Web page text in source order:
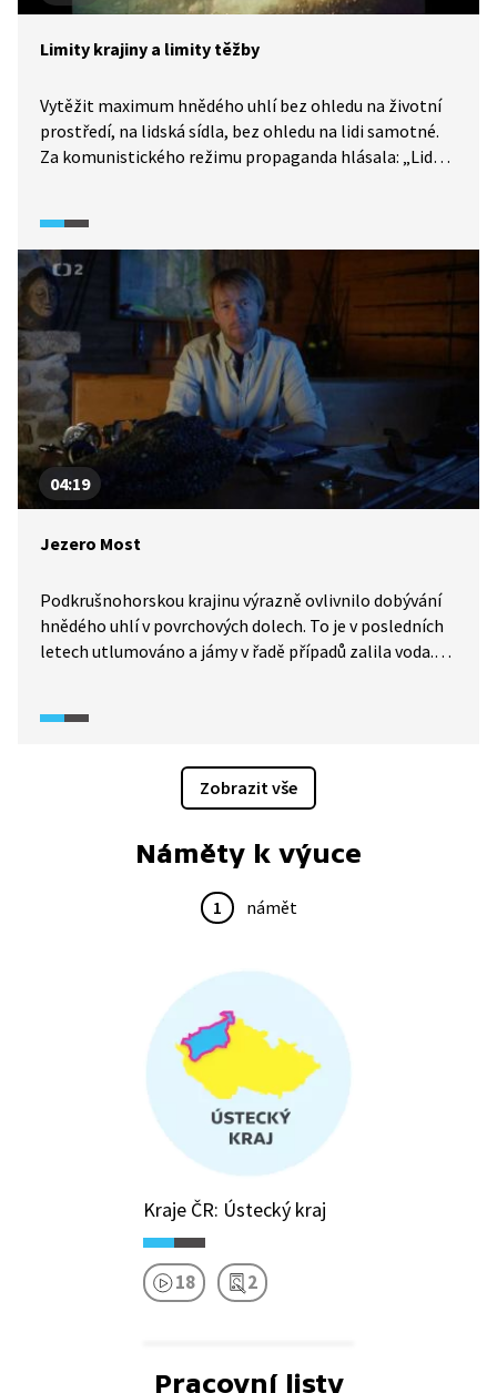
Limity krajiny a limity těžby
Vytěžit maximum hnědého uhlí bez ohledu na životní
prostředí, na lidská sídla, bez ohledu na lidi samotné.
Za komunistického režimu propaganda hlásala: „Lidé si
v severních Čechách desítky vesnic a měst, vystěhovány
byly desítky tisíc lidí. Jizvy na krajině, v lidských
vztazích i duších se nehojí dodnes.
04:19
Jezero Most
Podkrušnohorskou krajinu výrazně ovlivnilo dobývání
hnědého uhlí v povrchových dolech. To je v posledních
letech utlumováno a jámy v řadě případů zalila voda.
vzniklé jezero u města Most, které se napouštělo celé
Zobrazit vše
Náměty k výuce
1 námět
Kraje ČR: Ústecký kraj
18 2
Pracovní listy